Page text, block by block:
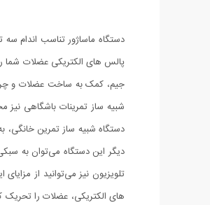
پالس های الکتریکی عضلات شما
جیم، کمک به ساخت عضلات و
دستگاه شبیه ساز تمرین خانگی،